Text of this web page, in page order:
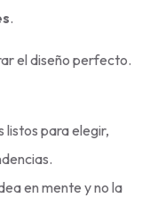
.
el diseño perfecto.
listos para elegir,
en mente y no la